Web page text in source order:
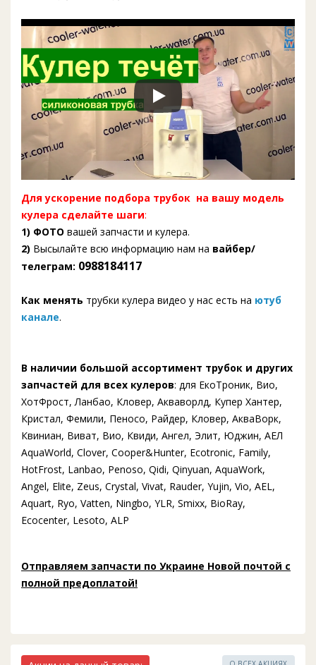
Для ускорение подбора трубок на вашу модель
кулера сделайте шаги:
1) ФОТО вашей запчасти и кулера.
2) Высылайте всю информацию нам на вайбер/
телеграм: 0988184117
Как менять трубки кулера видео у нас есть на ютуб
канале.
В наличии большой ассортимент трубок и других
запчастей для всех кулеров: для ЕкоТроник, Вио,
ХотФрост, Ланбао, Кловер, Акваворлд, Купер Хантер,
Кристал, Фемили, Пеносо, Райдер, Кловер, АкваВорк,
Квиниан, Виват, Вио, Квиди, Ангел, Элит, Юджин, АЕЛ
AquaWorld, Clover, Cooper&Hunter, Ecotronic, Family,
HotFrost, Lanbao, Penoso, Qidi, Qinyuan, AquaWork,
Angel, Elite, Zeus, Crystal, Vivat, Rauder, Yujin, Vio, AEL,
Aquart, Ryo, Vatten, Ningbo, YLR, Smixx, BioRay,
Ecocenter, Lesoto, ALP
Отправляем запчасти по Украине Новой почтой с
полной предоплатой!